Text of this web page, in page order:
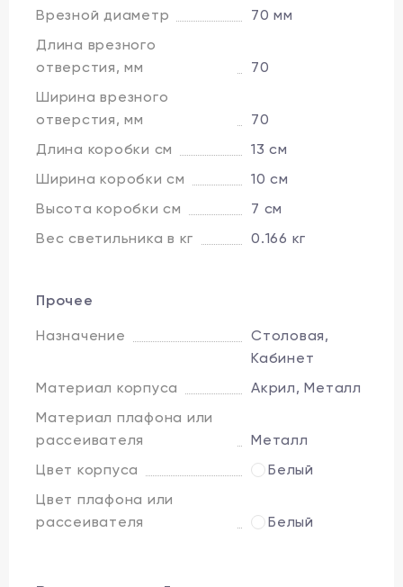
Врезной диаметр
70 мм
Длина врезного
отверстия, мм
70
Ширина врезного
отверстия, мм
70
Длина коробки см
13 см
Ширина коробки см
10 см
Высота коробки см
7 см
Вес светильника в кг
0.166 кг
Прочее
Назначение
Столовая,
Кабинет
Материал корпуса
Акрил, Металл
Материал плафона или
рассеивателя
Металл
Цвет корпуса
Белый
Цвет плафона или
рассеивателя
Белый